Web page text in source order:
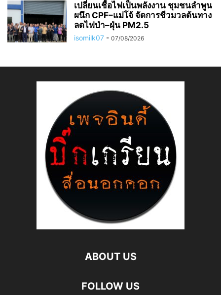
เปลี่ยนเชื้อไฟเป็นพลังงาน ชุมชนลำพูน
ผนึก CPF–แม่โจ้ จัดการชีวมวลต้นทาง
ลดไฟป่า–ฝุ่น PM2.5
isomilk07 - 07/08/2026
ABOUT US
FOLLOW US